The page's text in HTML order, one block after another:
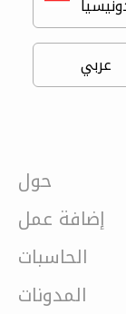
حول
إضافة عمل
الحاسبات
المدونات